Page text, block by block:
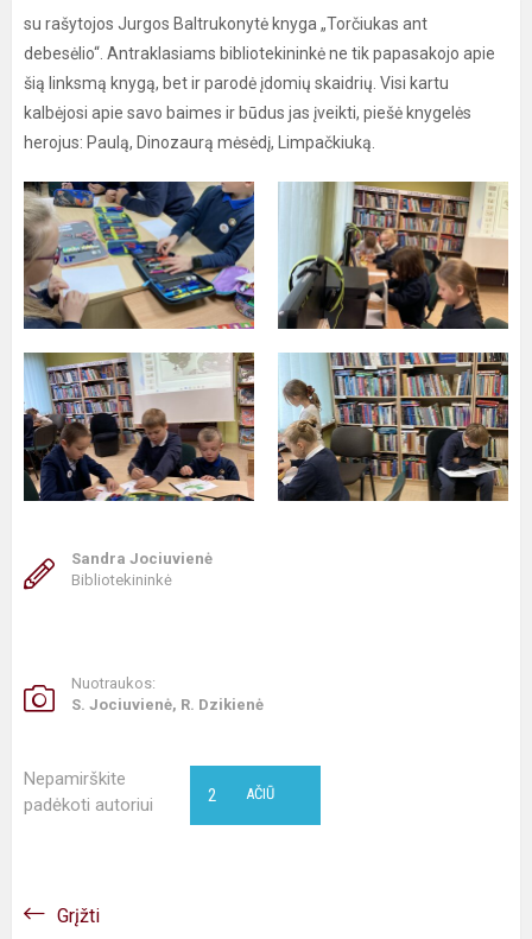
su rašytojos Jurgos Baltrukonytė knyga „Torčiukas ant
debesėlio“. Antraklasiams bibliotekininkė ne tik papasakojo apie
šią linksmą knygą, bet ir parodė įdomių skaidrių. Visi kartu
kalbėjosi apie savo baimes ir būdus jas įveikti, piešė knygelės
herojus: Paulą, Dinozaurą mėsėdį, Limpačkiuką.
Sandra Jociuvienė
Bibliotekininkė
Nuotraukos:
S. Jociuvienė, R. Dzikienė
Nepamirškite
padėkoti autoriui
AČIŪ
2
Grįžti